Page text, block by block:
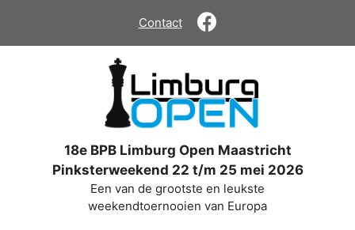
de
Contact
18e BPB Limburg Open Maastricht
Pinksterweekend 22 t/m 25 mei 2026
Een van de grootste en leukste
weekendtoernooien van Europa